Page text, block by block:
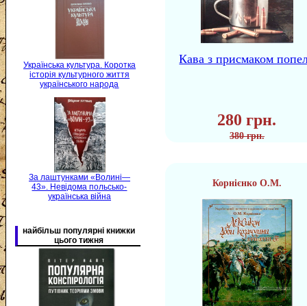
Українська культура. Коротка
історія культурного життя
українського народа
За лаштунками «Волині—
43». Невідома польсько-
українська війна
найбільш популярні книжки
цього тижня
Кава з присмаком
280 грн.
380 грн.
Корнієнко О.М.